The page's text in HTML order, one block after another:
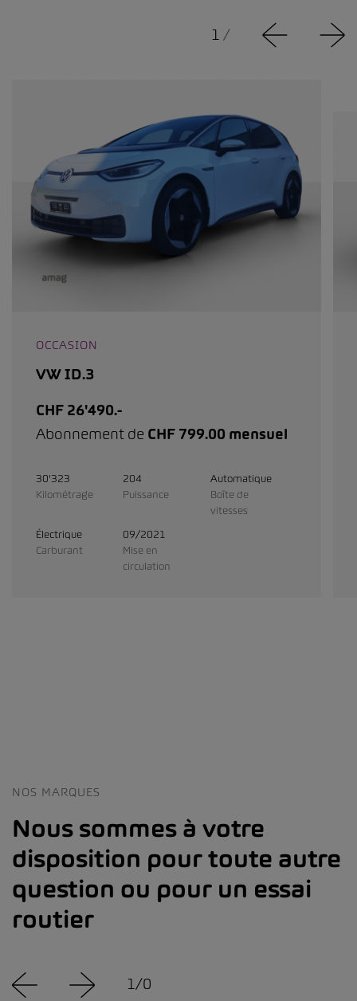
1 /
OCCASION
VW ID.3
CHF 26'490.-
Abonnement de CHF 799.00 mensuel
30'323
Kilométrage
204
Puissance
Automatique
Boîte de
vitesses
Électrique
Carburant
09/2021
Mise en
circulation
NOS MARQUES
Nous sommes à votre
disposition pour toute autre
question ou pour un essai
routier
1/0